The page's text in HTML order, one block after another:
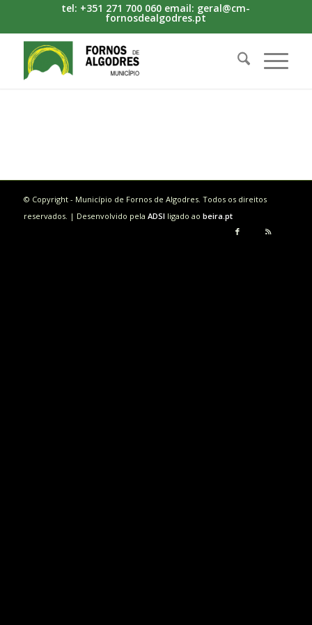
tel: +351 271 700 060 email: geral@cm-
fornosdealgodres.pt
© Copyright - Município de Fornos de Algodres. Todos os direitos
reservados. | Desenvolvido pela ADSI ligado ao beira.pt